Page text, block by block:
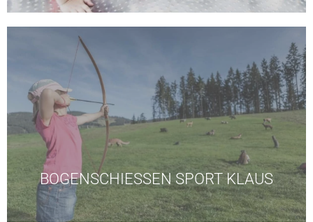
BOGENSCHIESSEN SPORT KLAUS
Jeden Montag kostenloses Bogenschießen auf der
Karbachalm mit Sport Klaus. Max. 10 Teilnehmer
möglich, Anmeldung erforderlich unter
Tel +43 6467 7240